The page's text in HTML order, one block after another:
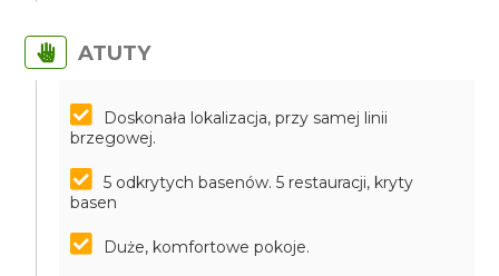
ATUTY
Doskonała lokalizacja, przy samej linii
brzegowej.
5 odkrytych basenów. 5 restauracji, kryty
basen
Duże, komfortowe pokoje.